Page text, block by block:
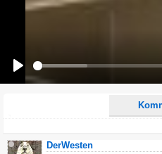
Play
Ich möchte eine E-Mail, wenn auf
DerWesten